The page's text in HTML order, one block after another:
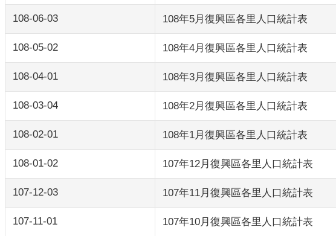
108-06-03 108年5月復興區各里人口統計表
108-05-02 108年4月復興區各里人口統計表
108-04-01 108年3月復興區各里人口統計表
108-03-04 108年2月復興區各里人口統計表
108-02-01 108年1月復興區各里人口統計表
108-01-02 107年12月復興區各里人口統計表
107-12-03 107年11月復興區各里人口統計表
107-11-01 107年10月復興區各里人口統計表